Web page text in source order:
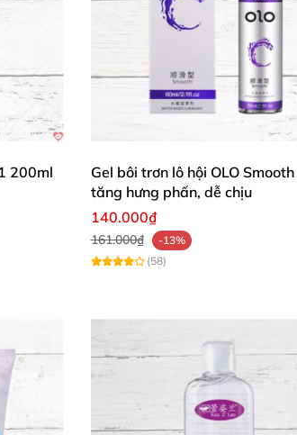
200ml
Gel bôi trơn lô hội OLO
tăng hưng phấn, dễ chịu
140.000₫
161.000₫
-13%
(58)